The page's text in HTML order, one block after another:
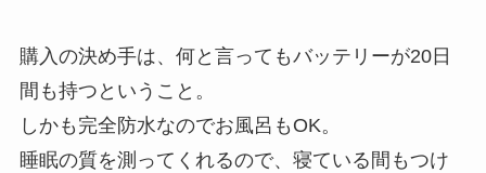
購入の決め手は、何と言ってもバッテリーが20日
間も持つということ。
しかも完全防水なのでお風呂もOK。
睡眠の質を測ってくれるので、寝ている間もつけ